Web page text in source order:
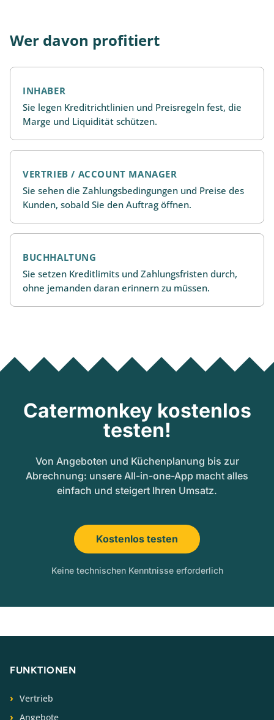
Wer davon profitiert
INHABER
Sie legen Kreditrichtlinien und Preisregeln fest, die
Marge und Liquidität schützen.
VERTRIEB / ACCOUNT MANAGER
Sie sehen die Zahlungsbedingungen und Preise des
Kunden, sobald Sie den Auftrag öffnen.
BUCHHALTUNG
Sie setzen Kreditlimits und Zahlungsfristen durch,
ohne jemanden daran erinnern zu müssen.
Catermonkey kostenlos
testen!
Von Angeboten und Küchenplanung bis zur
Abrechnung: unsere All-in-one-App macht alles
einfach und steigert Ihren Umsatz.
Kostenlos testen
Keine technischen Kenntnisse erforderlich
FUNKTIONEN
Vertrieb
Angebote